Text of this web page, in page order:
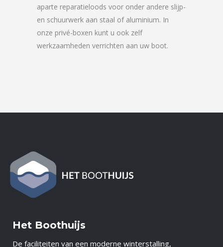
aparte reparatieloods voor onder andere slijp-
en schuurwerk aan staal of aluminium. In
onze privé-boxen kunt u ook zelf
werkzaamheden verrichten aan uw boot.
Het Boothuijs
De faciliteiten van een moderne winterstalling,